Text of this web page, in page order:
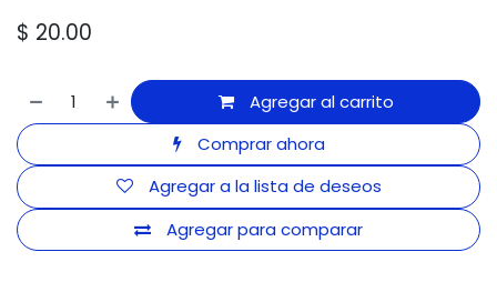
$ 20.00
Agregar al carrito
Comprar ahora
Agregar para comparar
Agregar a la lista de deseos